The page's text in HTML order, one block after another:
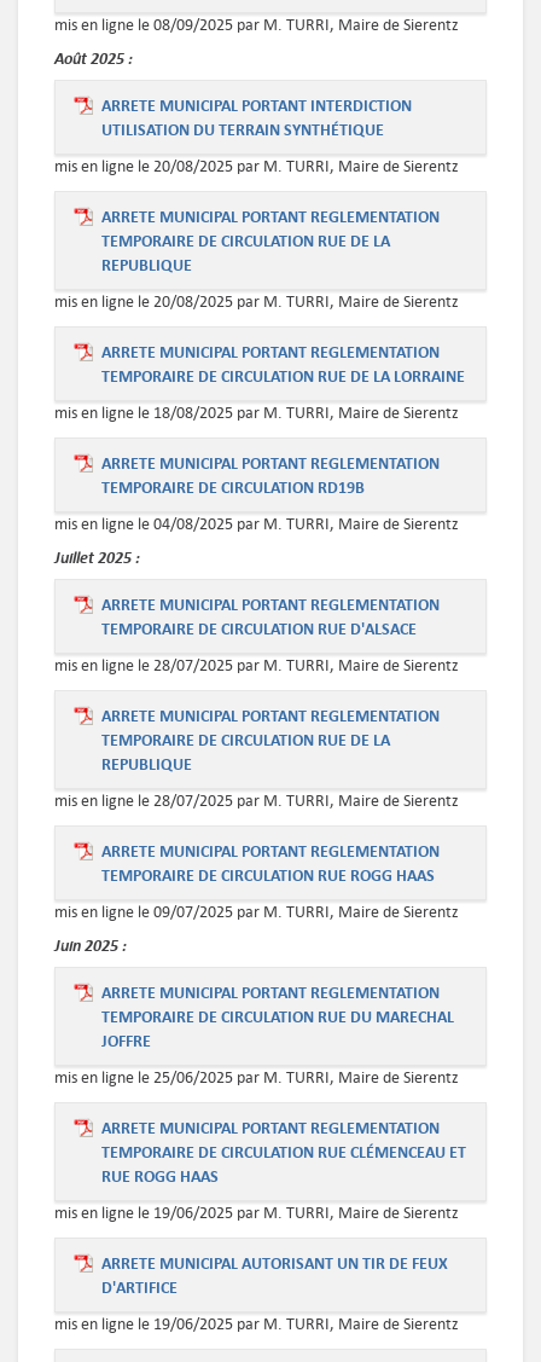
mis en ligne le 08/09/2025 par M. TURRI, Maire de Sierentz
Août2025 :
ARRETE MUNICIPAL PORTANT INTERDICTION
UTILISATION DU TERRAIN SYNTHÉTIQUE
mis en ligne le 20/08/2025 par M. TURRI, Maire de Sierentz
ARRETE MUNICIPAL PORTANT REGLEMENTATION
TEMPORAIRE DE CIRCULATION RUE DE LA
REPUBLIQUE
mis en ligne le 20/08/2025 par M. TURRI, Maire de Sierentz
ARRETE MUNICIPAL PORTANT REGLEMENTATION
TEMPORAIRE DE CIRCULATION RUE DE LA LORRAINE
mis en ligne le 18/08/2025 par M. TURRI, Maire de Sierentz
ARRETE MUNICIPAL PORTANT REGLEMENTATION
TEMPORAIRE DE CIRCULATION RD19B
mis en ligne le 04/08/2025 par M. TURRI, Maire de Sierentz
Juillet2025 :
ARRETE MUNICIPAL PORTANT REGLEMENTATION
TEMPORAIRE DE CIRCULATION RUE D'ALSACE
mis en ligne le 28/07/2025 par M. TURRI, Maire de Sierentz
ARRETE MUNICIPAL PORTANT REGLEMENTATION
TEMPORAIRE DE CIRCULATION RUE DE LA
REPUBLIQUE
mis en ligne le 28/07/2025 par M. TURRI, Maire de Sierentz
ARRETE MUNICIPAL PORTANT REGLEMENTATION
TEMPORAIRE DE CIRCULATION RUE ROGG HAAS
mis en ligne le 09/07/2025 par M. TURRI, Maire de Sierentz
Juin2025 :
ARRETE MUNICIPAL PORTANT REGLEMENTATION
TEMPORAIRE DE CIRCULATION RUE DU MARECHAL
JOFFRE
mis en ligne le 25/06/2025 par M. TURRI, Maire de Sierentz
ARRETE MUNICIPAL PORTANT REGLEMENTATION
TEMPORAIRE DE CIRCULATION RUE CLÉMENCEAU ET
RUE ROGG HAAS
mis en ligne le 19/06/2025 par M. TURRI, Maire de Sierentz
ARRETE MUNICIPAL AUTORISANT UN TIR DE FEUX
D'ARTIFICE
mis en ligne le 19/06/2025 par M. TURRI, Maire de Sierentz